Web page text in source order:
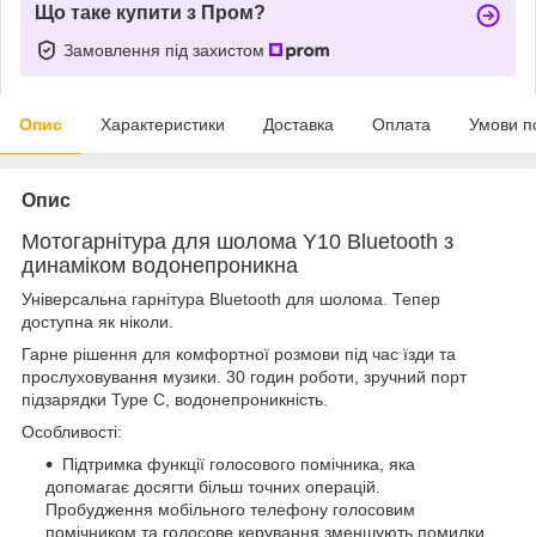
Що таке купити з Пром?
Замовлення під захистом
Опис Характеристики Доставка Оплата Умови
Опис
Мотогарнітура для шолома Y10 Bluetooth з
динаміком водонепроникна
Універсальна гарнітура Bluetooth для шолома. Тепер
доступна як ніколи.
Гарне рішення для комфортної розмови під час їзди та
прослуховування музики. 30 годин роботи, зручний порт
підзарядки Type C, водонепроникність.
Особливості:
Підтримка функції голосового помічника, яка
допомагає досягти більш точних операцій.
Пробудження мобільного телефону голосовим
помічником та голосове керування зменшують помилки